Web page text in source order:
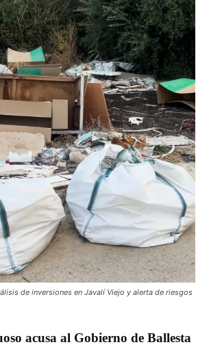
de inversiones en Javalí Viejo y alerta de riesgos
acusa al Gobierno de Ballesta